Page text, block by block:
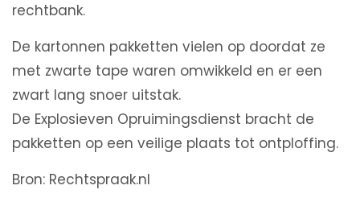
rechtbank.
De kartonnen pakketten vielen op doordat ze
met zwarte tape waren omwikkeld en er een
zwart lang snoer uitstak.
De Explosieven Opruimingsdienst bracht de
pakketten op een veilige plaats tot ontploffing.
Bron: Rechtspraak.nl